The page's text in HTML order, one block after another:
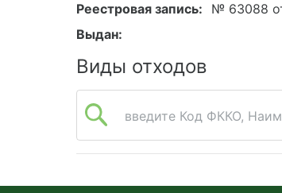
Реестровая запись:
№ 63088
Выдан:
Виды отходов
введите Код ФККО,